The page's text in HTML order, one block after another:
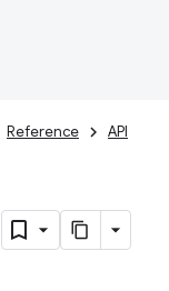
Reference API